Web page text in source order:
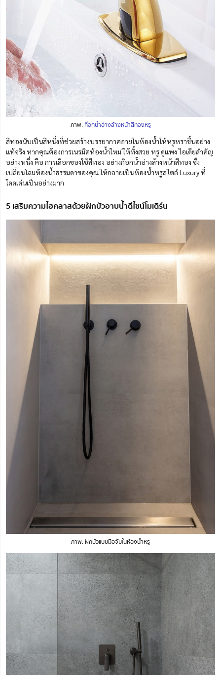
ภาพ:ก๊อกน้ำอ่างล้างหน้าสีทองหรู
สีทองนับเป็นสีหนึ่งที่ช่วยสร้างบรรยากาศภายในห้องน้ำให้หรูหราขึ้นอย่าง
แท้จริง หากคุณต้องการเนรมิตห้องน้ำใหม่ ให้ทั้งสวย หรู ดูแพง ไอเดียสำคัญ
อย่างหนึ่ง คือ การเลือกของใช้สีทอง อย่างก๊อกน้ำอ่างล้างหน้าสีทอง ซึ่ง
เปลี่ยนโฉมห้องน้ำธรรมดาของคุณ ให้กลายเป็นห้องน้ำหรูสไตล์ Luxury ที่
โดดเด่นเป็นอย่างมาก
5 เสริมความไฮคลาสด้วยฝักบัวอาบน้ำดีไซน์โมเดิร์น
ภาพ: ฝักบัวแบบมือจับในห้องน้ำหรู